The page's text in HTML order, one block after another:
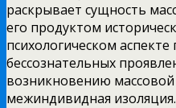
раскрывает сущность
его продуктом
психологическом
бессознательных
возникновению
межиндивидная изоляция.